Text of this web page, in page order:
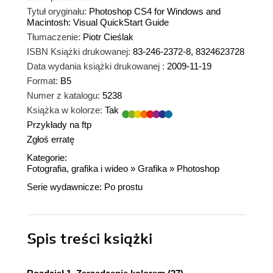
Tytuł oryginału: Photoshop CS4 for Windows and
Macintosh: Visual QuickStart Guide
Tłumaczenie: Piotr Cieślak
ISBN Książki drukowanej: 83-246-2372-8, 8324623728
Data wydania książki drukowanej : 2009-11-19
Format: B5
Numer z katalogu: 5238
Książka w kolorze: Tak
Przykłady na ftp
Zgłoś erratę
Kategorie:
Fotografia, grafika i wideo » Grafika » Photoshop
Serie wydawnicze: Po prostu
Spis treści książki